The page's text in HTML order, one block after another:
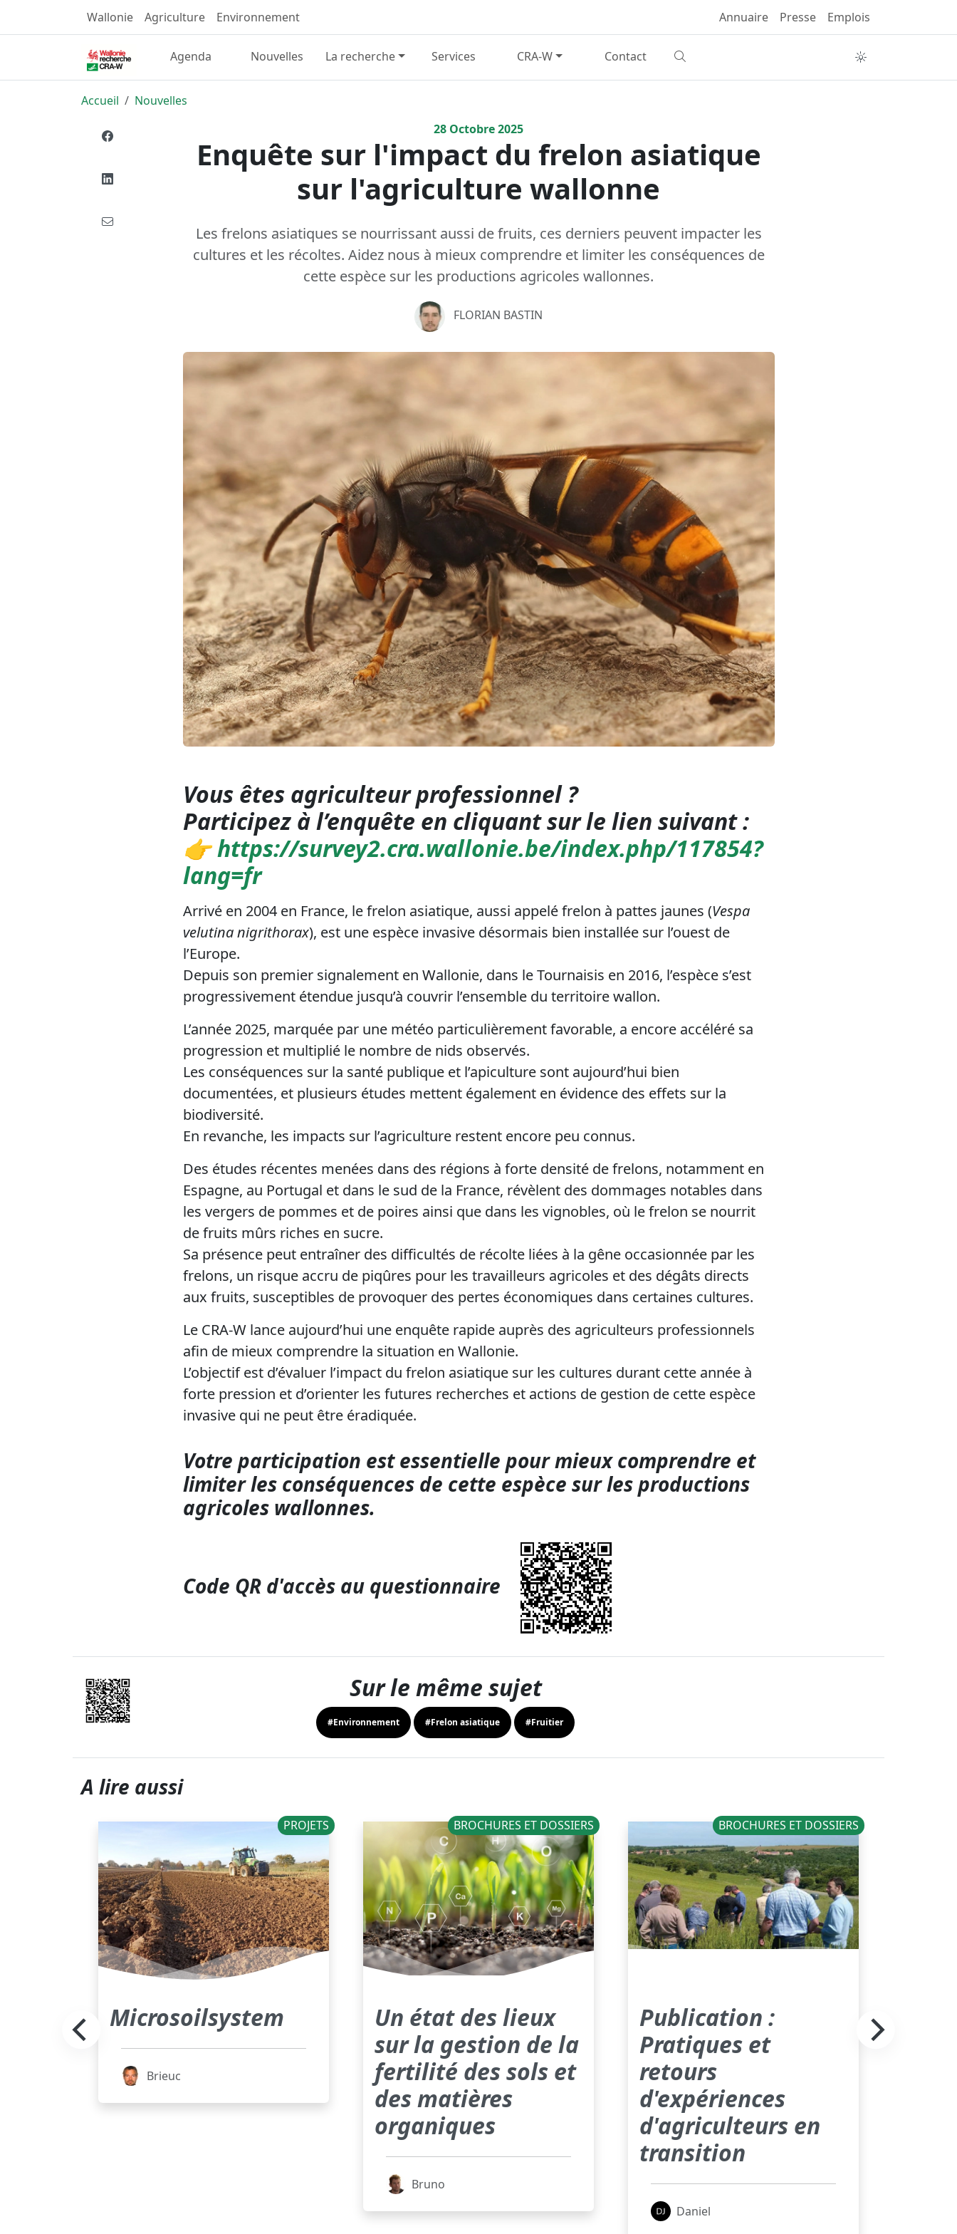
Wallonie Agriculture Environnement Annuaire Presse Emplois
Agenda Nouvelles La recherche Services CRA-W Contact
Accueil
Nouvelles
28 Octobre2025
Enquête sur l'impact du frelon asiatique
sur l'agriculture wallonne
Les frelons asiatiques se nourrissant aussi de fruits, ces derniers peuvent impacter les
cultures et les récoltes. Aidez nous à mieux comprendre et limiter les conséquences de
cette espèce sur les productions agricoles wallonnes.
FLORIAN BASTIN
Vous êtes agriculteur professionnel ?
Participez à l’enquête en cliquant sur le lien suivant :
👉https://survey2.cra.wallonie.be/index.php/117854?
lang=fr
Arrivé en 2004 en France, le frelon asiatique, aussi appelé frelon à pattes jaunes (Vespa
velutina nigrithorax), est une espèce invasive désormais bien installée sur l’ouest de
l’Europe.
Depuis son premier signalement en Wallonie, dans le Tournaisis en 2016, l’espèce s’est
progressivement étendue jusqu’à couvrir l’ensemble du territoire wallon.
L’année 2025, marquée par une météo particulièrement favorable, a encore accéléré sa
progression et multiplié le nombre de nids observés.
Les conséquences sur la santé publique et l’apiculture sont aujourd’hui bien
documentées, et plusieurs études mettent également en évidence des effets sur la
biodiversité.
En revanche, les impacts sur l’agriculture restent encore peu connus.
Des études récentes menées dans des régions à forte densité de frelons, notamment en
Espagne, au Portugal et dans le sud de la France, révèlent des dommages notables dans
les vergers de pommes et de poires ainsi que dans les vignobles, où le frelon se nourrit
de fruits mûrs riches en sucre.
Sa présence peut entraîner des difficultés de récolte liées à la gêne occasionnée par les
frelons, un risque accru de piqûres pour les travailleurs agricoles et des dégâts directs
aux fruits, susceptibles de provoquer des pertes économiques dans certaines cultures.
Le CRA-W lance aujourd’hui une enquête rapide auprès des agriculteurs professionnels
afin de mieux comprendre la situation en Wallonie.
L’objectif est d’évaluer l’impact du frelon asiatique sur les cultures durant cette année à
forte pression et d’orienter les futures recherches et actions de gestion de cette espèce
invasive qui ne peut être éradiquée.
Votre participation est essentielle pour mieux comprendre et
limiter les conséquences de cette espèce sur les productions
agricoles wallonnes.
Code QR d'accès au questionnaire
Sur le même sujet
#Environnement #Frelon asiatique #Fruitier
A lire aussi
PROJETS
Microsoilsystem
Brieuc
BROCHURES ET DOSSIERS
Un état des lieux
sur la gestion de la
fertilité des sols et
des matières
organiques
Bruno
BROCHURES ET DOSSIERS
Publication :
Pratiques et
retours
d'expériences
d'agriculteurs en
transition
Daniel